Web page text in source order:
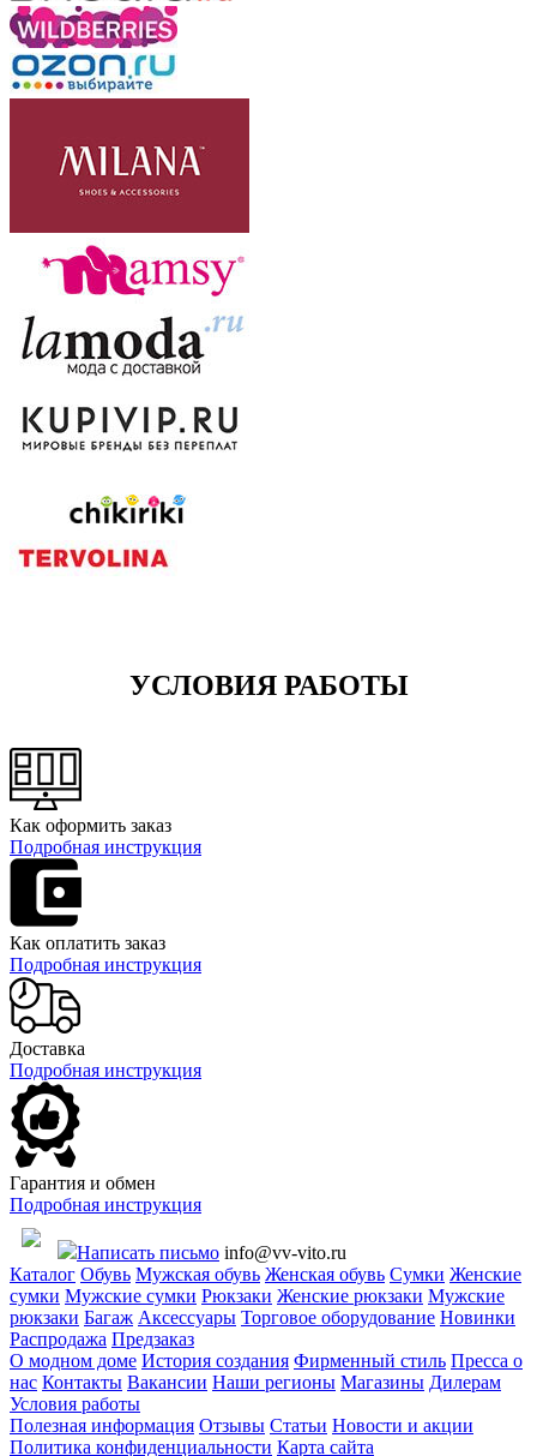
УСЛОВИЯ РАБОТЫ
Как оформить заказ
Подробная инструкция
Как оплатить заказ
Подробная инструкция
Доставка
Подробная инструкция
Гарантия и обмен
Подробная инструкция
Написать письмо info@vv-vito.ru
Каталог Обувь Мужская обувь Женская обувь Сумки Женские
сумки Мужские сумки Рюкзаки Женские рюкзаки Мужские
рюкзаки Багаж Аксессуары Торговое оборудование Новинки
Распродажа Предзаказ
О модном доме История создания Фирменный стиль Пресса о
нас Контакты Вакансии Наши регионы Магазины Дилерам
Условия работы
Полезная информация Отзывы Статьи Новости и акции
Политика конфиденциальности Карта сайта